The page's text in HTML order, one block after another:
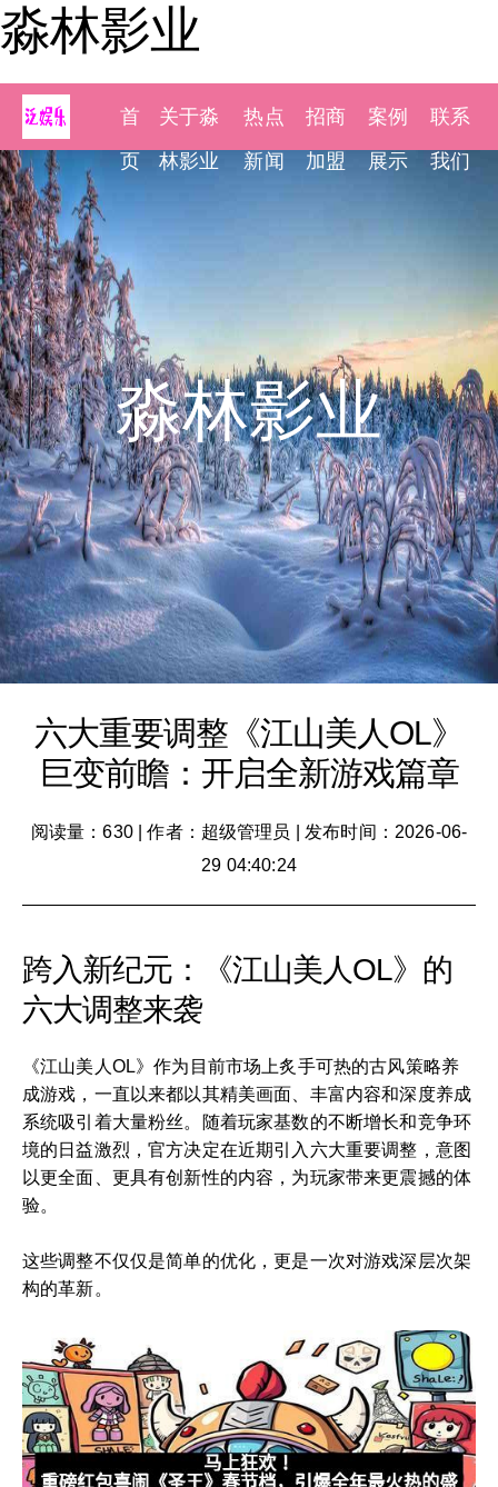
淼林影业
首
页
关于淼
林影业
热点
新闻
招商
加盟
案例
展示
联系
我们
淼林影业
六大重要调整《江山美人OL》
巨变前瞻：开启全新游戏篇章
阅读量：630|作者：超级管理员
发布时间：2026-06-
29 04:40:24
跨入新纪元：《江山美人OL》的
六大调整来袭
《江山美人OL》作为目前市场上炙手可热的古风策略养
成游戏，一直以来都以其精美画面、丰富内容和深度养成
系统吸引着大量粉丝。随着玩家基数的不断增长和竞争环
境的日益激烈，官方决定在近期引入六大重要调整，意图
以更全面、更具有创新性的内容，为玩家带来更震撼的体
验。
这些调整不仅仅是简单的优化，更是一次对游戏深层次架
构的革新。